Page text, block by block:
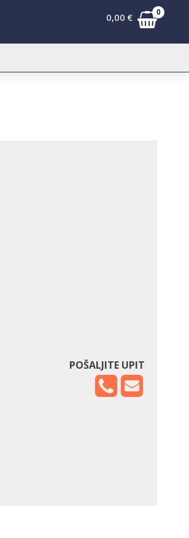
0,00 € 0
POŠALJITE UPIT